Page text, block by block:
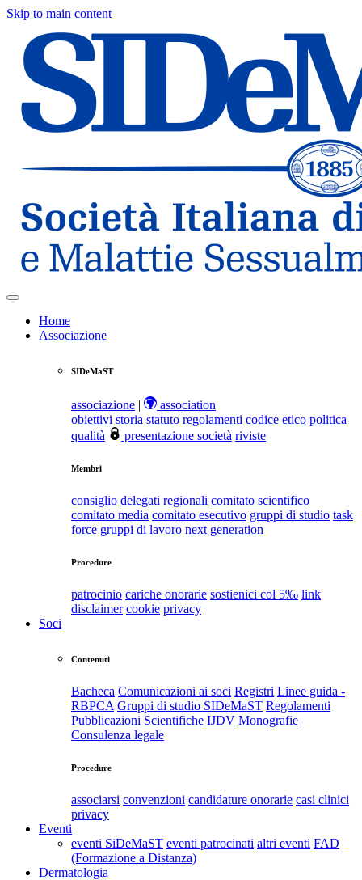
Skip to main content
Home
Associazione
SIDeMaST
associazione |
association
obiettivi storia statuto regolamenti codice etico politica
qualità
presentazione società riviste
Membri
consiglio delegati regionali comitato scientifico
comitato media comitato esecutivo gruppi di studio task
force gruppi di lavoro next generation
Procedure
patrocinio cariche onorarie sostienici col 5‰ link
disclaimer cookie privacy
Soci
Contenuti
Bacheca Comunicazioni ai soci Registri Linee guida -
RBPCA Gruppi di studio SIDeMaST Regolamenti
Pubblicazioni Scientifiche IJDV Monografie
Consulenza legale
Procedure
associarsi convenzioni candidature onorarie casi clinici
privacy
Eventi
eventi SiDeMaST eventi patrocinati altri eventi FAD
(Formazione a Distanza)
Dermatologia